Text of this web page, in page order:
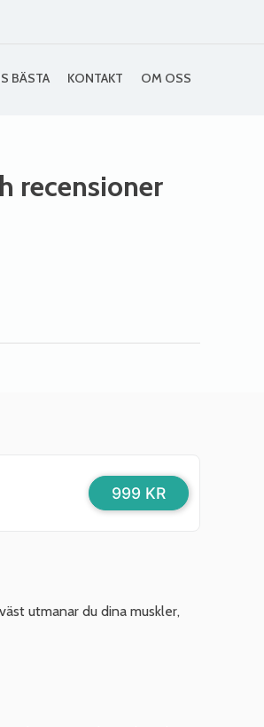
BÄSTA KONTAKT OM OSS
recensioner
999 KR
utmanar du dina muskler,